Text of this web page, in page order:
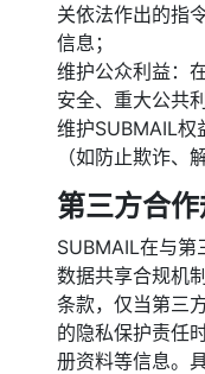
关依法作出的指
信息；
维护公众利益：
安全、重大公共
维护SUBMAIL权
（如防止欺诈、
第三方合
SUBMAIL在与第
数据共享合规机
条款，仅当第三
的隐私保护责任
册资料等信息。